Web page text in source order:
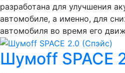
разработана для улучшения
автомобиле, а именно, для
автомобиля во время его
Шумoff SPACE